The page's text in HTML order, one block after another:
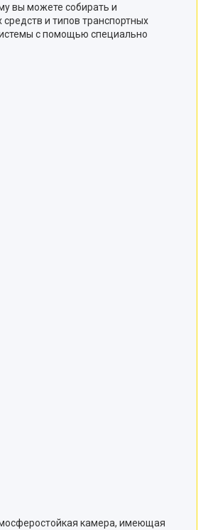
вы можете собирать и
и типов транспортных
с помощью специально
камера, имеющая